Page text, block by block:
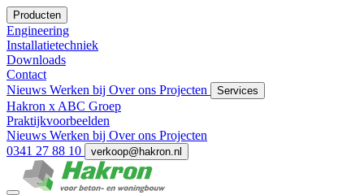
Producten
Engineering
Installatietechniek
Downloads
Contact
Nieuws Werken bij Over ons Projecten Services
Hakron x ABC Groep
Praktijkvoorbeelden
Nieuws Werken bij Over ons Projecten
0341 27 88 10
verkoop@hakron.nl